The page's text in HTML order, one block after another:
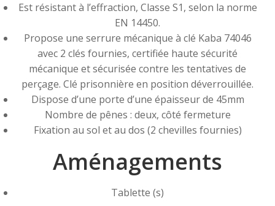
Est résistant à l’effraction, Classe S1, selon la norme
EN 14450.
Propose une serrure mécanique à clé Kaba 74046
avec 2 clés fournies, certifiée haute sécurité
mécanique et sécurisée contre les tentatives de
perçage. Clé prisonnière en position déverrouillée.
Dispose d’une porte d’une épaisseur de 45mm
Nombre de pênes : deux, côté fermeture
Fixation au sol et au dos (2 chevilles fournies)
Aménagements
Tablette (s)